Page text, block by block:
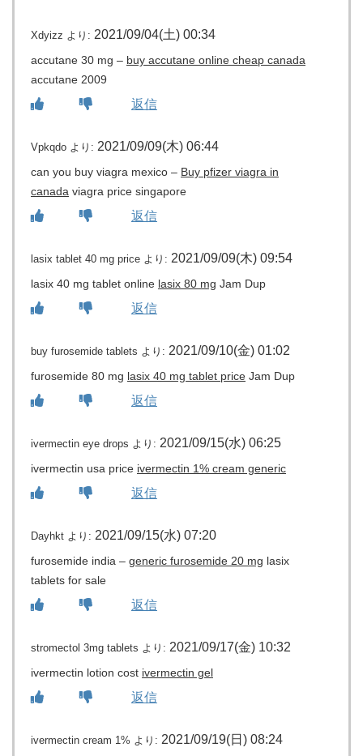
Xdyizz より: 2021/09/04(土) 00:34
accutane 30 mg – buy accutane online cheap canada
accutane 2009
返信
Vpkqdo より: 2021/09/09(木) 06:44
can you buy viagra mexico – Buy pfizer viagra in
canada viagra price singapore
返信
lasix tablet 40 mg price より: 2021/09/09(木) 09:54
lasix 40 mg tablet online lasix 80 mg Jam Dup
返信
buy furosemide tablets より: 2021/09/10(金) 01:02
furosemide 80 mg lasix 40 mg tablet price Jam Dup
返信
ivermectin eye drops より: 2021/09/15(水) 06:25
ivermectin usa price ivermectin 1% cream generic
返信
Dayhkt より: 2021/09/15(水) 07:20
furosemide india – generic furosemide 20 mg lasix
tablets for sale
返信
stromectol 3mg tablets より: 2021/09/17(金) 10:32
ivermectin lotion cost ivermectin gel
返信
ivermectin cream 1% より: 2021/09/19(日) 08:24